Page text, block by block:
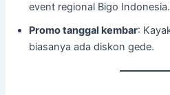
event regional Bigo Indonesia.
Promo tanggal kembar:
biasanya ada diskon gede.